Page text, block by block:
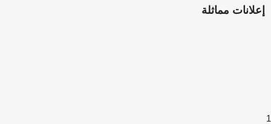
إعلانات مماثلة
1